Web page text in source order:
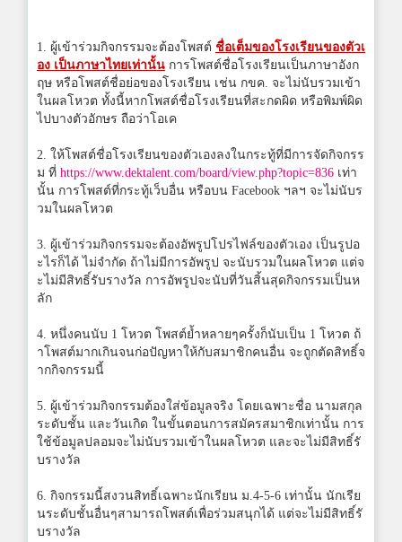
1. ผู้เข้าร่วมกิจกรรมจะต้องโพสต์ ชื่อเต็มของโรงเรียนของตัวเ
อง เป็นภาษาไทยเท่านั้น การโพสต์ชื่อโรงเรียนเป็นภาษาอังก
ฤษ หรือโพสต์ชื่อย่อของโรงเรียน เช่น กขค. จะไม่นับรวมเข้า
ในผลโหวต ทั้งนี้หากโพสต์ชื่อโรงเรียนที่สะกดผิด หรือพิมพ์ผิด
ไปบางตัวอักษร ถือว่าโอเค
2. ให้โพสต์ชื่อโรงเรียนของตัวเองลงในกระทู้ที่มีการจัดกิจกรร
ม ที่ https://www.dektalent.com/board/view.php?topic=836 เท่า
นั้น การโพสต์ที่กระทู้เว็บอื่น หรือบน Facebook ฯลฯ จะไม่นับร
วมในผลโหวต
3. ผู้เข้าร่วมกิจกรรมจะต้องอัพรูปโปรไฟล์ของตัวเอง เป็นรูปอ
ะไรก็ได้ ไม่จำกัด ถ้าไม่มีการอัพรูป จะนับรวมในผลโหวต แต่จ
ะไม่มีสิทธิ์รับรางวัล การอัพรูปจะนับที่วันสิ้นสุดกิจกรรมเป็นห
ลัก
4. หนึ่งคนนับ 1 โหวต โพสต์ย้ำหลายๆครั้งก็นับเป็น 1 โหวต ถ้
าโพสต์มากเกินจนก่อปัญหาให้กับสมาชิกคนอื่น จะถูกตัดสิทธิ์จ
ากกิจกรรมนี้
5. ผู้เข้าร่วมกิจกรรมต้องใส่ข้อมูลจริง โดยเฉพาะชื่อ นามสกุล
ระดับชั้น และวันเกิด ในขั้นตอนการสมัครสมาชิกเท่านั้น การ
ใช้ข้อมูลปลอมจะไม่นับรวมเข้าในผลโหวต และจะไม่มีสิทธิ์รั
บรางวัล
6. กิจกรรมนี้สงวนสิทธิ์เฉพาะนักเรียน ม.4-5-6 เท่านั้น นักเรีย
นระดับชั้นอื่นๆสามารถโพสต์เพื่อร่วมสนุกได้ แต่จะไม่มีสิทธิ์รั
บรางวัล